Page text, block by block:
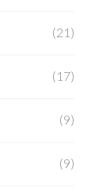
(21)
(17)
(9)
(9)